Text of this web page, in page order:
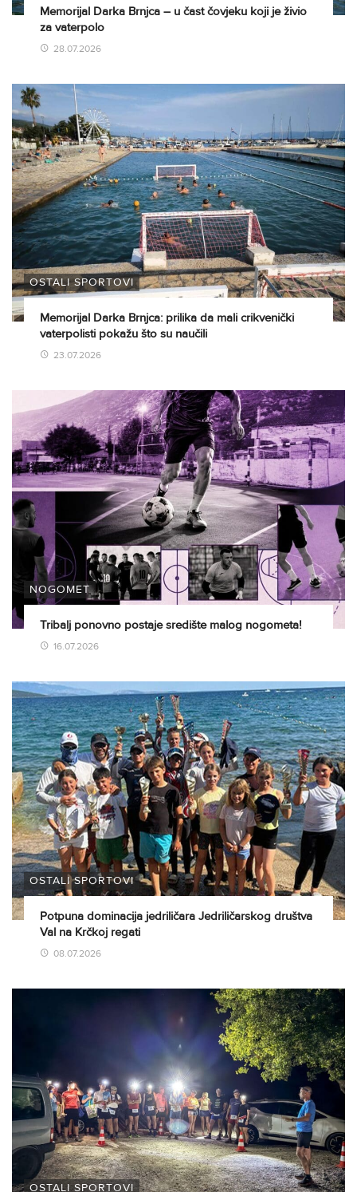
Memorijal Darka Brnjca – u čast čovjeku koji je živio
za vaterpolo
28.07.2026
OSTALI SPORTOVI
Memorijal Darka Brnjca: prilika da mali crikvenički
vaterpolisti pokažu što su naučili
23.07.2026
NOGOMET
Tribalj ponovno postaje središte malog nogometa!
16.07.2026
OSTALI SPORTOVI
Potpuna dominacija jedriličara Jedriličarskog društva
Val na Krčkoj regati
08.07.2026
OSTALI SPORTOVI